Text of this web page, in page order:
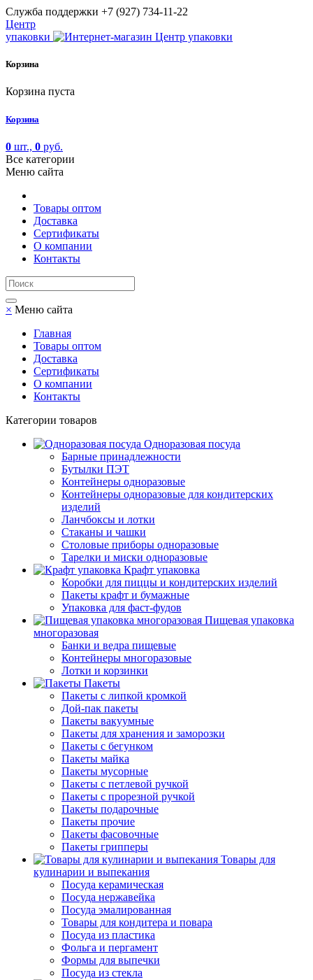
Cлужба поддержки +7 (927) 734-11-22
Центр
упаковки
Корзина
Корзина пуста
Корзина
0 шт., 0 руб.
Все категории
Меню сайта
Товары оптом
Доставка
Сертификаты
О компании
Контакты
× Меню сайта
Главная
Товары оптом
Доставка
Сертификаты
О компании
Контакты
Категории товаров
Одноразовая посуда
Барные принадлежности
Бутылки ПЭТ
Контейнеры одноразовые
Контейнеры одноразовые для кондитерских
изделий
Ланчбоксы и лотки
Стаканы и чашки
Столовые приборы одноразовые
Тарелки и миски одноразовые
Крафт упаковка
Коробки для пиццы и кондитерских изделий
Пакеты крафт и бумажные
Упаковка для фаст-фудов
Пищевая упаковка
многоразовая
Банки и ведра пищевые
Контейнеры многоразовые
Лотки и корзинки
Пакеты
Пакеты с липкой кромкой
Дой-пак пакеты
Пакеты вакуумные
Пакеты для хранения и заморозки
Пакеты с бегунком
Пакеты майка
Пакеты мусорные
Пакеты с петлевой ручкой
Пакеты с прорезной ручкой
Пакеты подарочные
Пакеты прочие
Пакеты фасовочные
Пакеты грипперы
Товары для
кулинарии и выпекания
Посуда керамическая
Посуда нержавейка
Посуда эмалированная
Товары для кондитера и повара
Посуда из пластика
Фольга и пергамент
Формы для выпечки
Посуда из стекла